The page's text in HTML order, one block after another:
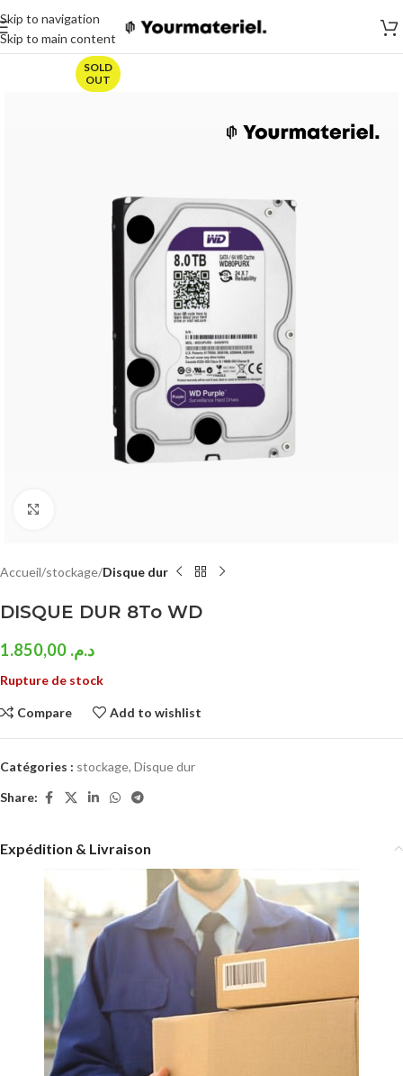
Skip to navigation
Skip to main content
SOLD
OUT
Accueil stockage Disque dur
DISQUE DUR 8To WD
د.م.
Rupture de stock
Compare Add to wishlist
Catégories : stockage, Disque dur
Share:
Expédition & Livraison